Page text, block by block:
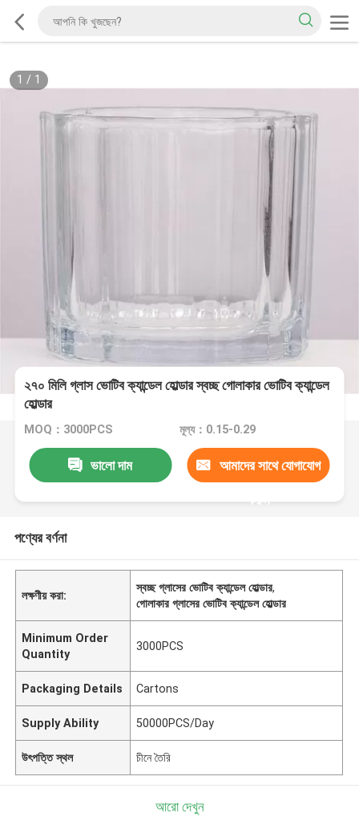
1 / 1
২৭০ মিলি গ্লাস ভোটিব ক্যান্ডেল হোল্ডার স্বচ্ছ গোলাকার ভোটিব ক্যান্ডেল
হোল্ডার
MOQ：3000PCS মূল্য：0.15-0.29
ভালো দাম আমাদের সাথে যোগাযোগ
করুন
পণ্যের বর্ণনা
লক্ষণীয় করা:
স্বচ্ছ গ্লাসের ভোটিব ক্যান্ডেল হোল্ডার,
গোলাকার গ্লাসের ভোটিব ক্যান্ডেল হোল্ডার
Minimum Order
Quantity
3000PCS
Packaging Details Cartons
Supply Ability 50000PCS/Day
উৎপত্তি স্থল চীনে তৈরি
আরো দেখুন